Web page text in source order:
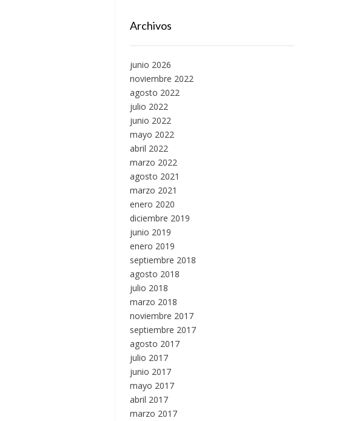
Archivos
junio 2026
noviembre 2022
agosto 2022
julio 2022
junio 2022
mayo 2022
abril 2022
marzo 2022
agosto 2021
marzo 2021
enero 2020
diciembre 2019
junio 2019
enero 2019
septiembre 2018
agosto 2018
julio 2018
marzo 2018
noviembre 2017
septiembre 2017
agosto 2017
julio 2017
junio 2017
mayo 2017
abril 2017
marzo 2017